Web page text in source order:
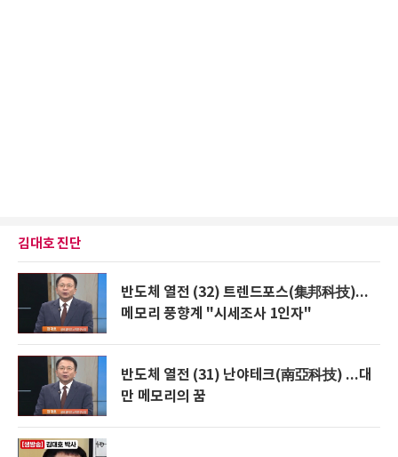
김대호 진단
반도체 열전 (32) 트렌드포스(集邦科技)...
메모리 풍향계 "시세조사 1인자"
반도체 열전 (31) 난야테크(南亞科技) ...대
만 메모리의 꿈